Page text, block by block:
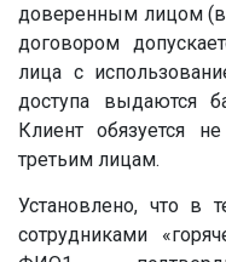
доверенным лицом (в
договором
лица с
доступа выдаются
Клиент обязуется
третьим лицам.
Установлено, что в
сотрудниками